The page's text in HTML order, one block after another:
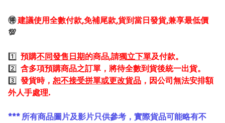
🉐建議使用全數付款,免補尾款,貨到當日發貨,兼享最低價
💯
1️⃣ 預購不同發售日期的商品,請獨立下單及付款。
2️⃣ 含多項預購商品之訂單，將待全數到貨後統一出貨。
3️⃣ 發貨時， 恕不接受拼單或更改貨品 ，因公司無法安排額
外人手處理.
*** 所有商品圖片及影片只供參考，實際貨品可能略有不